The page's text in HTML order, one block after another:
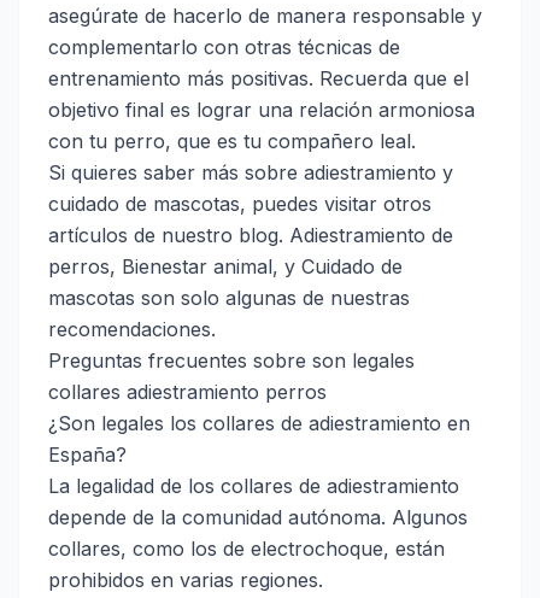
asegúrate de hacerlo de manera responsable y
complementarlo con otras técnicas de
entrenamiento más positivas. Recuerda que el
objetivo final es lograr una relación armoniosa
con tu perro, que es tu compañero leal.
Si quieres saber más sobre adiestramiento y
cuidado de mascotas, puedes visitar otros
artículos de nuestro blog. Adiestramiento de
perros, Bienestar animal, y Cuidado de
mascotas son solo algunas de nuestras
recomendaciones.
Preguntas frecuentes sobre son legales
collares adiestramiento perros
¿Son legales los collares de adiestramiento en
España?
La legalidad de los collares de adiestramiento
depende de la comunidad autónoma. Algunos
collares, como los de electrochoque, están
prohibidos en varias regiones.